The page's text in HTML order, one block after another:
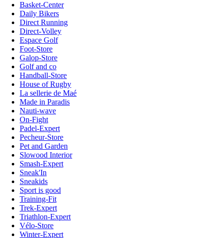
Basket-Center
Daily Bikers
Direct Running
Direct-Volley
Espace Golf
Foot-Store
Galop-Store
Golf and co
Handball-Store
House of Rugby
La sellerie de Maé
Made in Paradis
Nauti-wave
On-Fight
Padel-Expert
Pecheur-Store
Pet and Garden
Slowood Interior
Smash-Expert
Sneak'In
Sneakids
Sport is good
Training-Fit
Trek-Expert
Triathlon-Expert
Vélo-Store
Winter-Expert